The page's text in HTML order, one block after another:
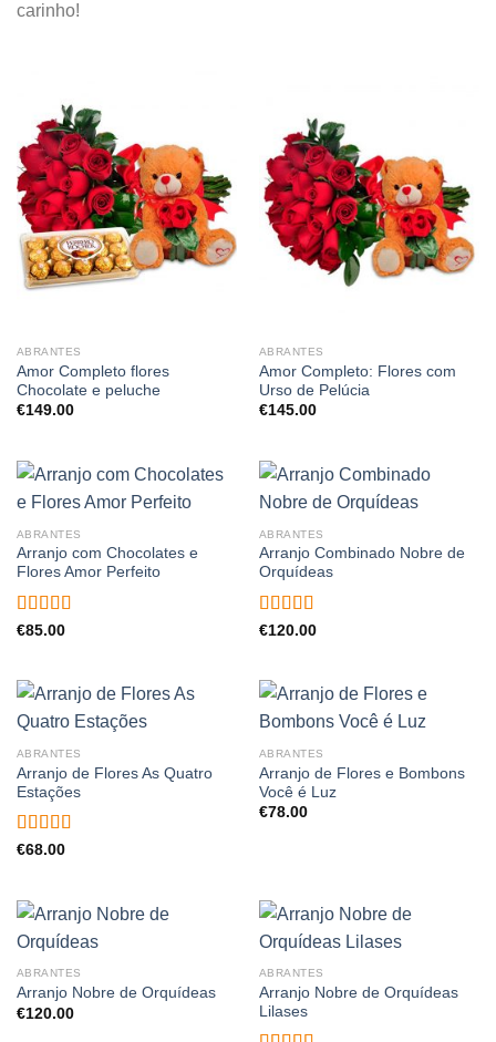
carinho!
ABRANTES
Amor Completo flores
Chocolate e peluche
€149.00
ABRANTES
Amor Completo: Flores com
Urso de Pelúcia
€145.00
ABRANTES
Arranjo com Chocolates e
Flores Amor Perfeito
Avaliação
€85.00
ABRANTES
Arranjo Combinado Nobre de
Orquídeas
Avaliação
€120.00
ABRANTES
Arranjo de Flores As Quatro
Estações
Avaliação
€68.00
ABRANTES
Arranjo de Flores e Bombons
Você é Luz
€78.00
ABRANTES
Arranjo Nobre de Orquídeas
€120.00
ABRANTES
Arranjo Nobre de Orquídeas
Lilases